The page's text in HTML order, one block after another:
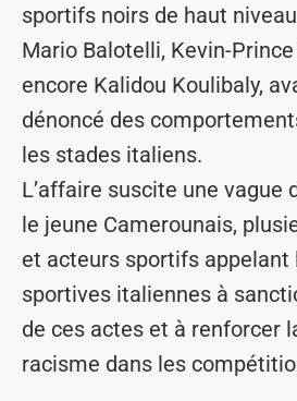
sportifs noirs de haut
Mario Balotelli, Kevin-
encore Kalidou Koulibaly,
dénoncé des
les stades italiens.
L’affaire suscite une vague
le jeune Camerounais,
et acteurs sportifs appelant
sportives italiennes à
de ces actes et à renforcer
racisme dans les